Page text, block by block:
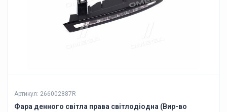
Артикул: 266002887R
Фара денного світла права світлодіодна (Вир-во